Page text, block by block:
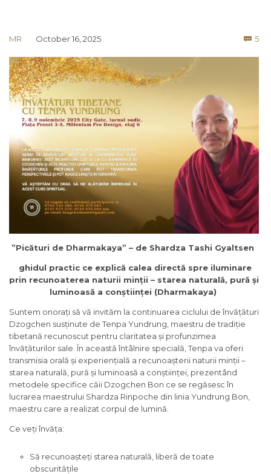
MR October 16, 2025  5
”Picături de Dharmakaya” – de Shardza Tashi Gyaltsen
ghidul practic ce explică calea directă spre iluminare
prin recunoaterea naturii minții – starea naturală, pură și
luminoasă a conștiinței (Dharmakaya)
Suntem onorați să vă invităm la continuarea ciclului de învățături
Dzogchen susținute de Tenpa Yundrung, maestru de tradiție
tibetană recunoscut pentru claritatea și profunzimea
învățăturilor sale. În această întâlnire specială, Tenpa va oferi
transmisia orală și experiențială a recunoașterii naturii minții –
starea naturală, pură și luminoasă a conștiinței, prezentând
metodele specifice căii Dzogchen Bon ce se regăsesc în
lucrarea maestrului Shardza Rinpoche din linia Yundrung Bon,
maestru care a realizat corpul de lumină.
Ce veți învăța:
Să recunoașteți starea naturală, liberă de toate
obscuritățile